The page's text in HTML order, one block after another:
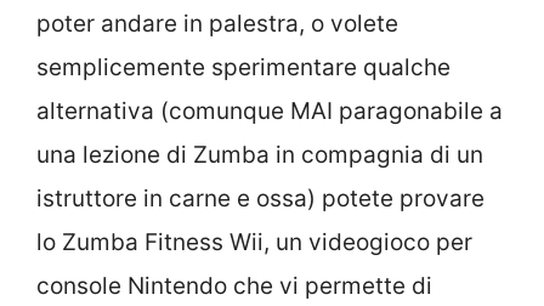
poter andare in palestra, o volete
semplicemente sperimentare qualche
alternativa (comunque MAI paragonabile a
una lezione di Zumba in compagnia di un
istruttore in carne e ossa) potete provare
lo Zumba Fitness Wii, un videogioco per
console Nintendo che vi permette di